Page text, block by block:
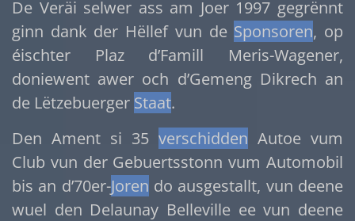
De Veräi selwer ass am Joer 1997 gegrënnt
ginn dank der Hëllef vun de Sponsoren, op
éischter Plaz d’Famill Meris-Wagener,
doniewent awer och d’Gemeng Dikrech an
de Lëtzebuerger Staat.
Den Ament si 35 verschidden Autoe vum
Club vun der Gebuertsstonn vum Automobil
bis an d’70er-Joren do ausgestallt, vun deene
wuel den Delaunay Belleville ee vun deene